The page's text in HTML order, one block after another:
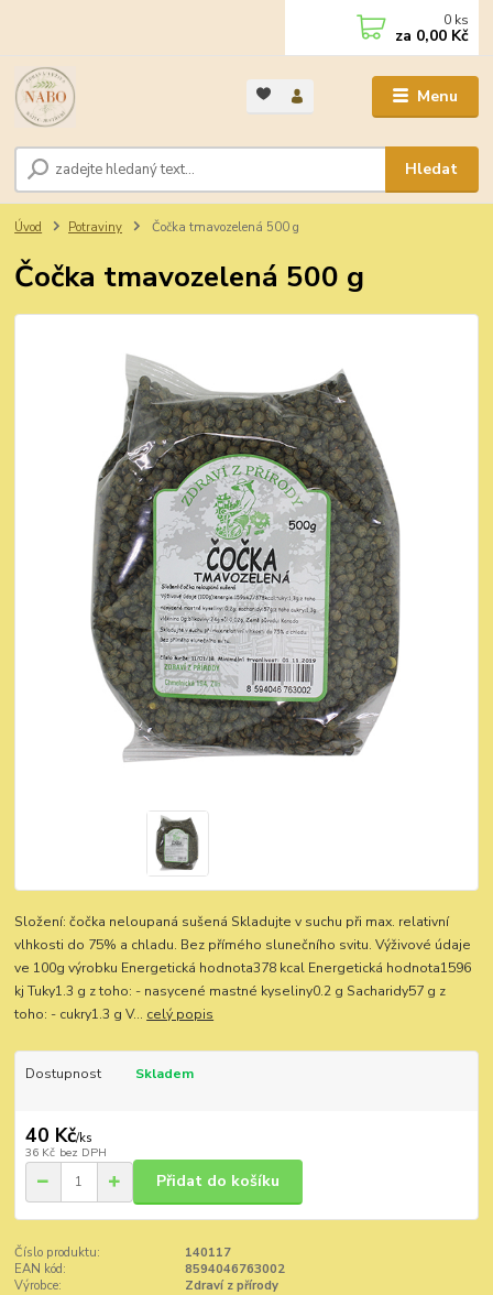
Menu
Hledat
0 ks
za 0,00 Kč
Úvod Potraviny Čočka tmavozelená 500 g
Čočka tmavozelená 500 g
Složení: čočka neloupaná sušená Skladujte v suchu při max. relativní
vlhkosti do 75% a chladu. Bez přímého slunečního svitu. Výživové údaje
ve 100g výrobku Energetická hodnota378 kcal Energetická hodnota1596
kj Tuky1.3 g z toho: - nasycené mastné kyseliny0.2 g Sacharidy57 g z
toho: - cukry1.3 g V... celý popis
Dostupnost Skladem
40 Kč/ks
36 Kč bez DPH
Přidat do košíku
Číslo produktu:
140117
EAN kód:
8594046763002
Výrobce:
Zdraví z přírody